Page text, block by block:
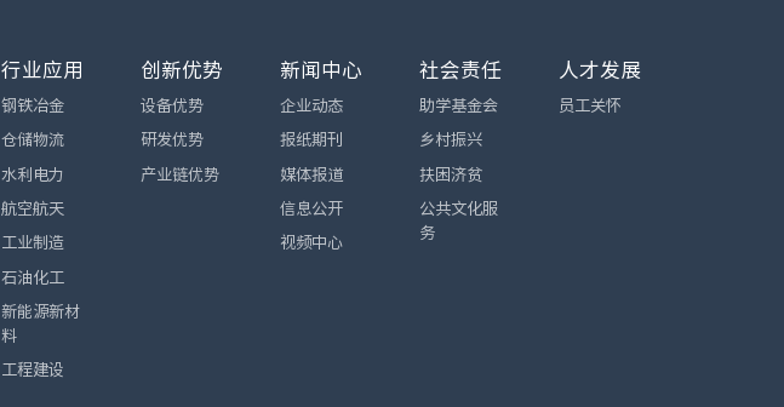
行业应用
钢铁冶金
仓储物流
水利电力
航空航天
工业制造
石油化工
新能源新材
料
工程建设
创新优势
设备优势
研发优势
产业链优势
新闻中心
企业动态
报纸期刊
媒体报道
信息公开
视频中心
社会责任
助学基金会
乡村振兴
扶困济贫
公共文化服
务
人才发展
员工关怀